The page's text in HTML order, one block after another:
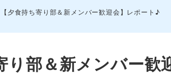
夕食持ち寄り部＆新メンバー歓迎会】レポート♪
り部＆新メンバー歓